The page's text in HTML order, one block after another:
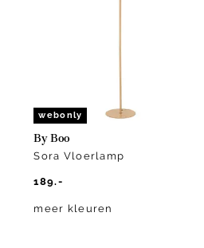
webonly
By Boo
Sora Vloerlamp
189.-
meer kleuren